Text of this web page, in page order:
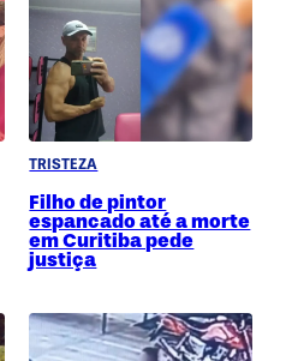
TRISTEZA
Filho de pintor
espancado até a morte
em Curitiba pede
justiça